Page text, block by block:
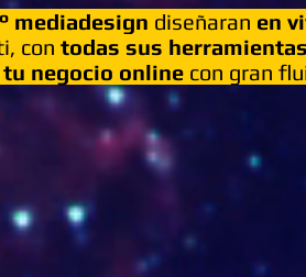
mediadesign diseñaran en
con todas sus
tu negocio online con gran